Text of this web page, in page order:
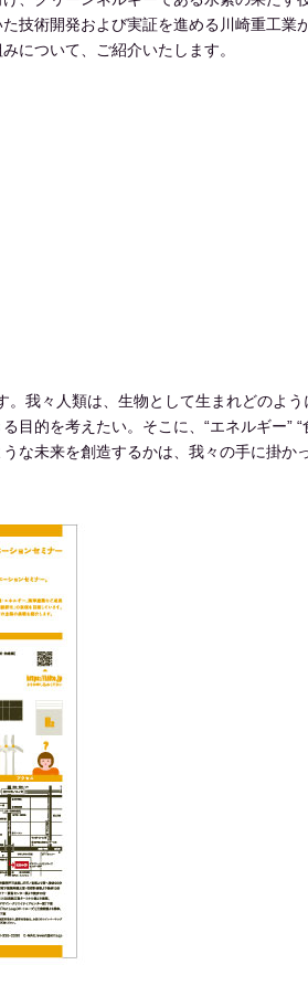
技術開発および実証を進める川崎重工業
について、ご紹介いたします。
我々人類は、生物として生まれどのよ
的を考えたい。そこに、“エネルギー” “
な未来を創造するかは、我々の手に掛か